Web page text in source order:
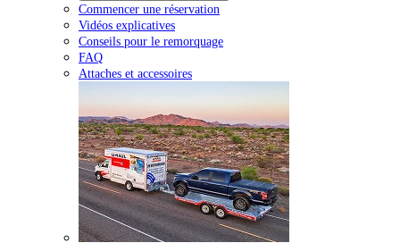
Commencer une réservation
Vidéos explicatives
Conseils pour le remorquage
FAQ
Attaches et accessoires